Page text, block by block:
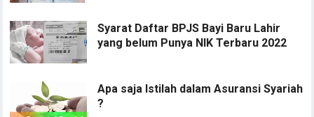
Syarat Daftar BPJS Bayi Baru Lahir
yang belum Punya NIK Terbaru 2022
Apa saja Istilah dalam Asuransi Syariah
?